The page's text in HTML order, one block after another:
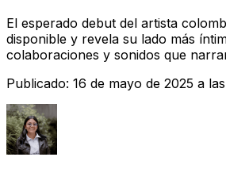
El esperado debut del artista
disponible y revela su lado más
colaboraciones y sonidos que
Publicado: 16 de mayo de 2025 a